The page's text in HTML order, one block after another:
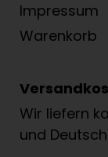
Impressum
Warenkorb
Wir liefern
und